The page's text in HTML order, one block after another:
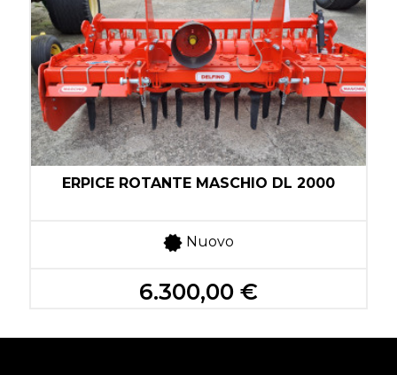
ERPICE ROTANTE MASCHIO DL 2000
Nuovo
6.300,00 €